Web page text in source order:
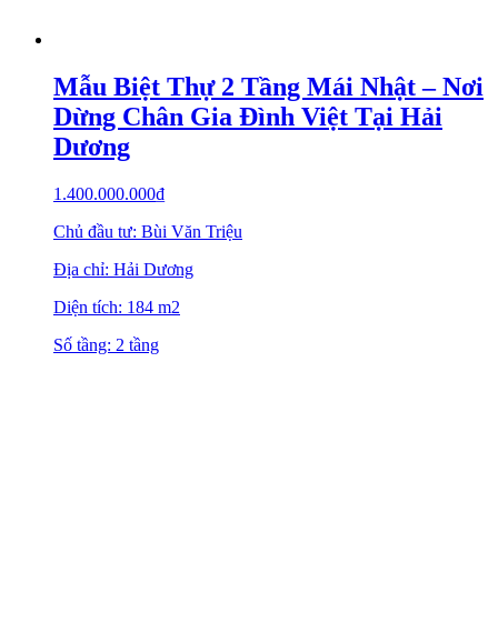
Mẫu Biệt Thự 2 Tầng Mái Nhật – Nơi
Dừng Chân Gia Đình Việt Tại Hải
Dương
1.400.000.000₫
Chủ đầu tư: Bùi Văn Triệu
Địa chỉ: Hải Dương
Diện tích: 184 m2
Số tầng: 2 tầng